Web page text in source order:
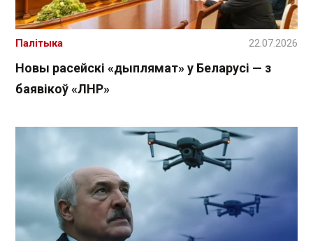
Новы расейскі «дыплямат» у Беларусі — з
баявікоў «ЛНР»
Палітыка 22.07.2026